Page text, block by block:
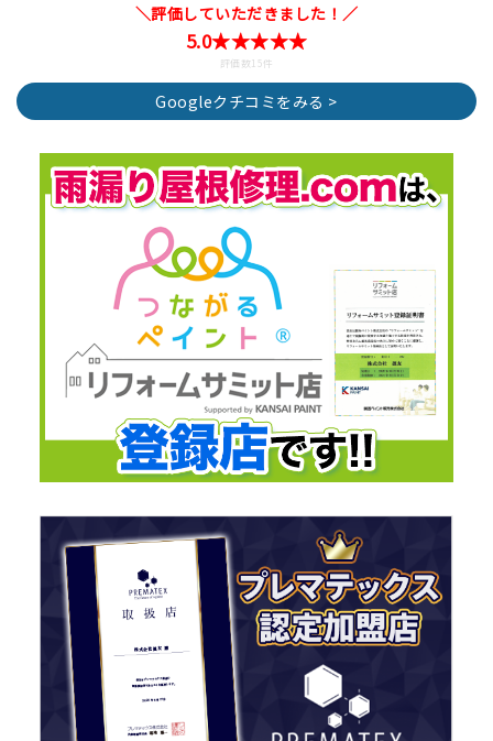
＼評価していただきました！／
5.0★★★★★
評価数15件
Googleクチコミをみる >